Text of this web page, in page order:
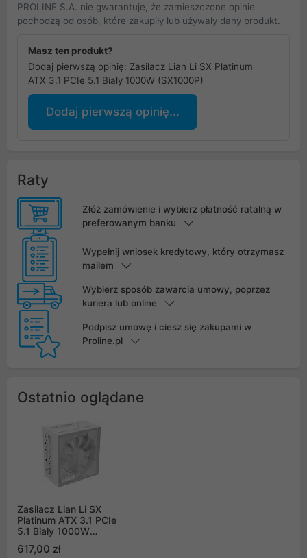
PROLINE S.A. nie gwarantuje, że zamieszczone opinie
pochodzą od osób, które zakupiły lub używały dany produkt.
Masz ten produkt?
Dodaj pierwszą opinię: Zasilacz Lian Li SX Platinum
ATX 3.1 PCIe 5.1 Biały 1000W (SX1000P)
Dodaj pierwszą opinię...
Raty
Złóż zamówienie i wybierz płatność ratalną w
preferowanym banku
Wypełnij wniosek kredytowy, który otrzymasz
mailem
Wybierz sposób zawarcia umowy, poprzez
kuriera lub online
Podpisz umowę i ciesz się zakupami w
Proline.pl
Ostatnio oglądane
Zasilacz Lian Li SX
Platinum ATX 3.1 PCIe
5.1 Biały 1000W
617,00 zł